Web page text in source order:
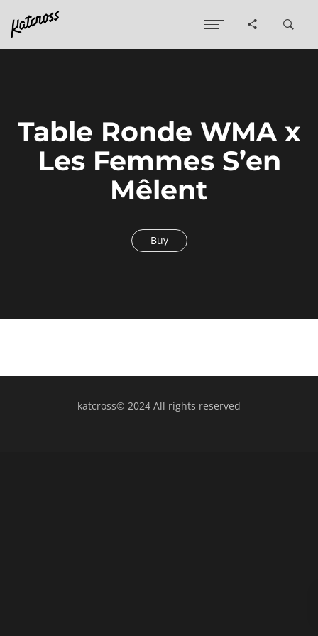
Table Ronde WMA x
Les Femmes S’en
Mêlent
Buy
katcross© 2024 All rights reserved